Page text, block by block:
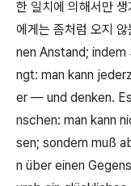
한 일치에 의해서만
에게는 좀처럼 오지
nen Anstand;
ngt: man kann
er — und denken.
nschen: man kann
sen; sondern muß
n über einen